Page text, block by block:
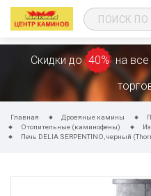
Скидки до 40% на все
Главная Дровяные камины
Отопительные (каминофены)
Печь DELIA SERPENTINO, черный